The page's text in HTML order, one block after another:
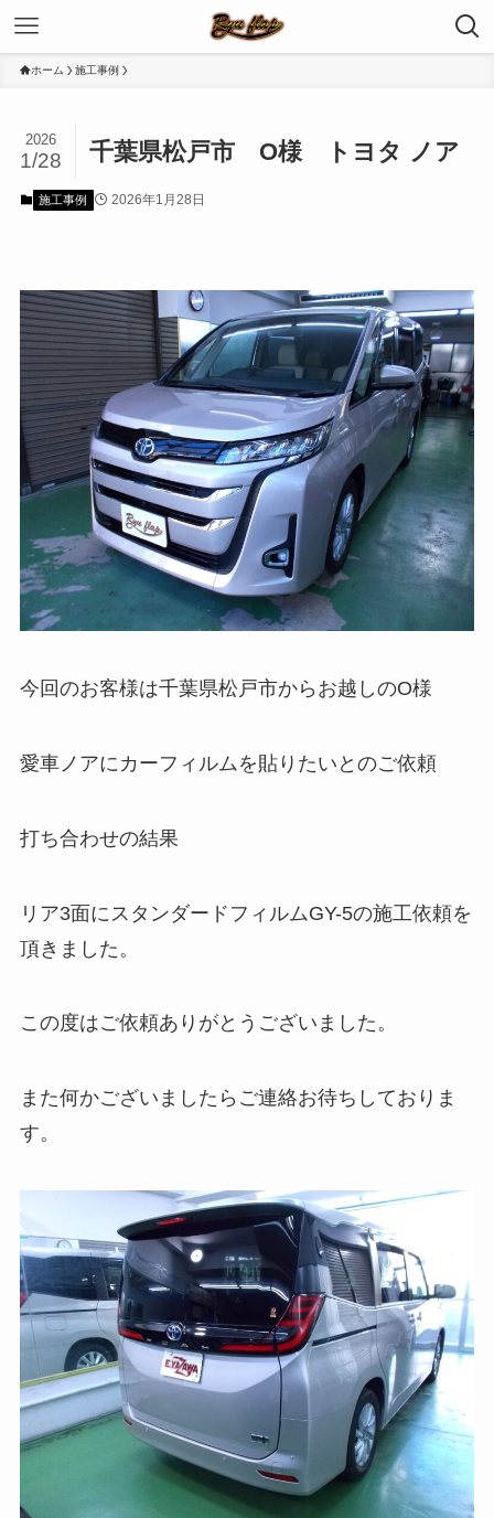
ホーム 施工事例
千葉県松戸市 O様 トヨタ ノア
2026
1/28
施工事例 2026年1月28日
今回のお客様は千葉県松戸市からお越しのO様
愛車ノアにカーフィルムを貼りたいとのご依頼
打ち合わせの結果
リア3面にスタンダードフィルムGY-5の施工依頼を
頂きました。
この度はご依頼ありがとうございました。
また何かございましたらご連絡お待ちしておりま
す。